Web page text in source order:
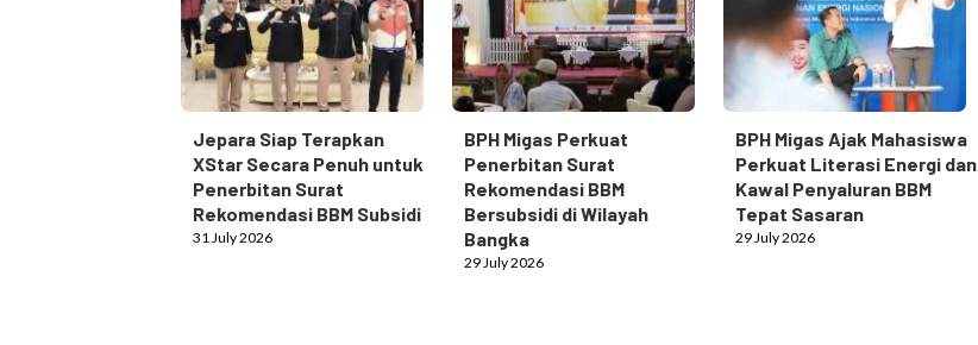
Jepara Siap Terapkan
XStar Secara Penuh untuk
Penerbitan Surat
Rekomendasi BBM Subsidi
31 July 2026
BPH Migas Perkuat
Penerbitan Surat
Rekomendasi BBM
Bersubsidi di Wilayah
Bangka
29 July 2026
BPH Migas Ajak Mahasiswa
Perkuat Literasi Energi dan
Kawal Penyaluran BBM
Tepat Sasaran
29 July 2026